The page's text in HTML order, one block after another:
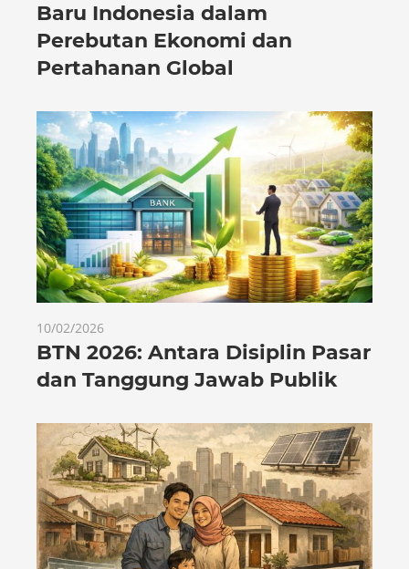
Baru Indonesia dalam
Perebutan Ekonomi dan
Pertahanan Global
10/02/2026
BTN 2026: Antara Disiplin Pasar
dan Tanggung Jawab Publik